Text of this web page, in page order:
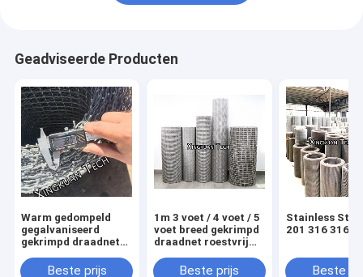
Geadviseerde Producten
Warm gedompeld
gegalvaniseerd
gekrimpd draadnet
bakstenen fabriek
Beste prijs
1m 3 voet / 4 voet / 5
voet breed gekrimpd
draadnet roestvrij
316L
Beste prijs
Stainless
201 316 316L
Beste